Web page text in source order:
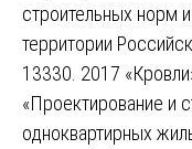
строительных норм
территории
13330. 2017
«Проектирование и
одноквартирных